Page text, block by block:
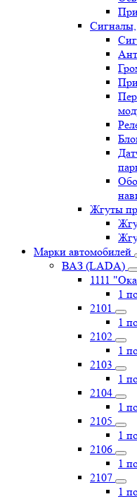
Жгуты
Марки автомобилей
ВАЗ (LADA)
1111
1
2101
1
2102
1
2103
1
2104
1
2105
1
2106
1
2107
1